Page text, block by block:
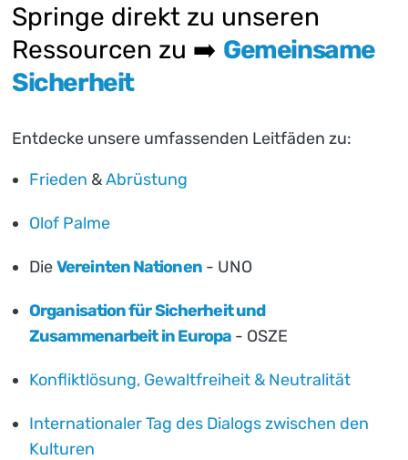
Springe direkt zu unseren
Ressourcen zu ➡️ Gemeinsame
Sicherheit
Entdecke unsere umfassenden Leitfäden zu:
Frieden &Abrüstung
Olof Palme
DieVereinten Nationen- UNO
Organisation für Sicherheit und
Zusammenarbeit in Europa - OSZE
Konfliktlösung, Gewaltfreiheit & Neutralität
Internationaler Tag des Dialogs zwischen den
Kulturen